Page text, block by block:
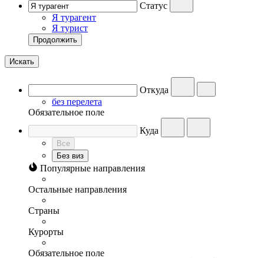
Статус
Я турагент
Я турист
Продолжить
Искать
Откуда
без перелета
Обязательное поле
Куда
Все
Без виз
Популярные направления
Остальные направления
Страны
Курорты
Обязательное поле